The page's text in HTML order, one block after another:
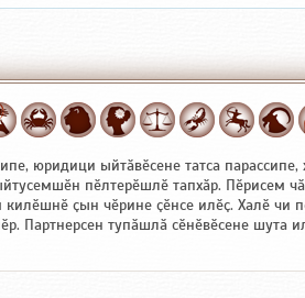
юридици ыйтӑвӗсене татса парассипе,
пӗлтерӗшлӗ тапхӑр. Пӗрисем
килӗшнӗ ҫын чӗрине ҫӗнсе илӗҫ. Халӗ чи
Партнерсен тупӑшлӑ сӗнӗвӗсене шута